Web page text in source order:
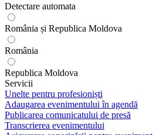
Detectare automata
România și Republica Moldova
România
Republica Moldova
Servicii
Unelte pentru profesioniști
Adaugarea evenimentului în agendă
Publicarea comunicatului de presă
Transcrierea evenimentului